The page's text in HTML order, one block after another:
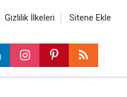
Gizlilik İlkeleri Sitene Ekle